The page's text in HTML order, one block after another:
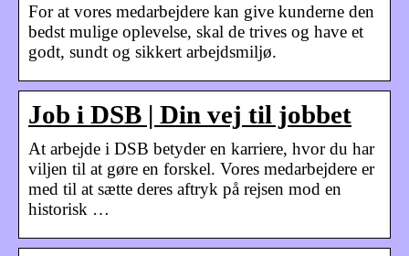
For at vores medarbejdere kan give kunderne den
bedst mulige oplevelse, skal de trives og have et
godt, sundt og sikkert arbejdsmiljø.
Job i DSB | Din vej til jobbet
At arbejde i DSB betyder en karriere, hvor du har
viljen til at gøre en forskel. Vores medarbejdere er
med til at sætte deres aftryk på rejsen mod en
historisk …